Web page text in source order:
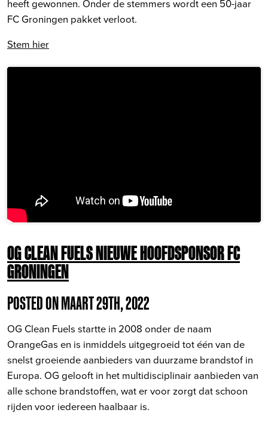
heeft gewonnen. Onder de stemmers wordt een 50-jaar
FC Groningen pakket verloot.
Stem hier
OG CLEAN FUELS NIEUWE HOOFDSPONSOR FC
GRONINGEN
POSTED ON MAART 29TH, 2022
OG Clean Fuels startte in 2008 onder de naam
OrangeGas en is inmiddels uitgegroeid tot één van de
snelst groeiende aanbieders van duurzame brandstof in
Europa. OG gelooft in het multidisciplinair aanbieden van
alle schone brandstoffen, wat er voor zorgt dat schoon
rijden voor iedereen haalbaar is.